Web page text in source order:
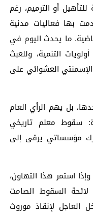
أو الترميم، رغم
بها فعاليات مدنية
ما يحدث اليوم في
التنمية، وللعبث
الإسمنتي العشوائي على
بل يهم الرأي العام
سقوط معلم تاريخي
مؤسساتي يرقى إلى
استمر هذا التهاون،
السقوط الصامت
العاجل لإنقاذ موروث